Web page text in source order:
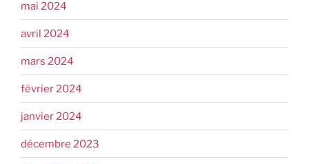
mai 2024
avril 2024
mars 2024
février 2024
janvier 2024
décembre 2023